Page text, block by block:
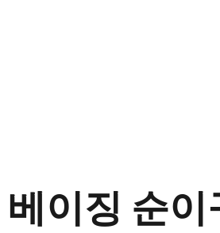
베이징 순이